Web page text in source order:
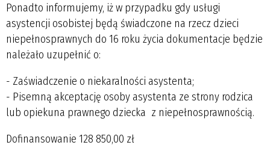
Ponadto informujemy, iż w przypadku gdy usługi
asystencji osobistej będą świadczone na rzecz dzieci
niepełnosprawnych do 16 roku życia dokumentacje będzie
należało uzupełnić o:
- Zaświadczenie o niekaralności asystenta;
- Pisemną akceptację osoby asystenta ze strony rodzica
lub opiekuna prawnego dziecka z niepełnosprawnością.
Dofinansowanie 128 850,00 zł